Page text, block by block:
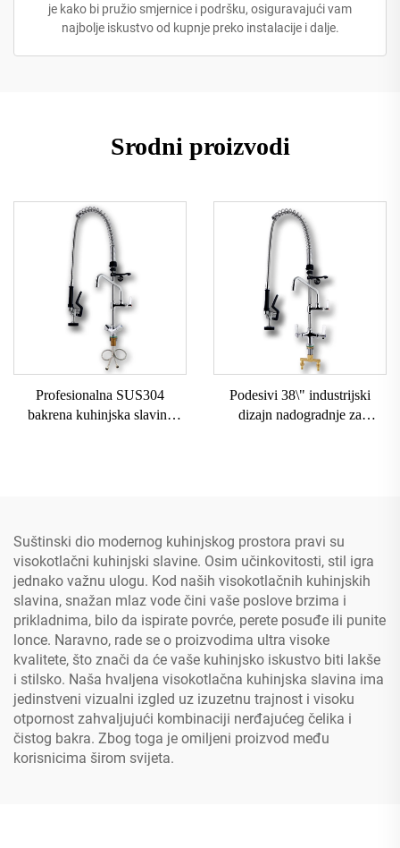
je kako bi pružio smjernice i podršku, osiguravajući vam
najbolje iskustvo od kupnje preko instalacije i dalje.
Srodni proizvodi
Profesionalna SUS304
bakrena kuhinjska slavina
Podesivi 38\" industrijski
dizajn nadogradnje za
Suštinski dio modernog kuhinjskog prostora pravi su
visokotlačni kuhinjski slavine. Osim učinkovitosti, stil igra
jednako važnu ulogu. Kod naših visokotlačnih kuhinjskih
slavina, snažan mlaz vode čini vaše poslove brzima i
prikladnima, bilo da ispirate povrće, perete posuđe ili punite
lonce. Naravno, rade se o proizvodima ultra visoke
kvalitete, što znači da će vaše kuhinjsko iskustvo biti lakše
i stilsko. Naša hvaljena visokotlačna kuhinjska slavina ima
jedinstveni vizualni izgled uz izuzetnu trajnost i visoku
otpornost zahvaljujući kombinaciji nerđajućeg čelika i
čistog bakra. Zbog toga je omiljeni proizvod među
korisnicima širom svijeta.